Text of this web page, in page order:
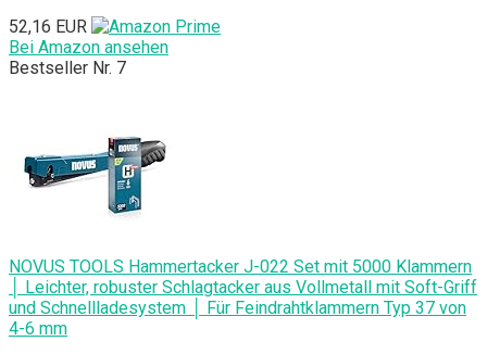
52,16 EUR
Bei Amazon ansehen
Bestseller Nr. 7
NOVUS TOOLS Hammertacker J-022 Set mit 5000 Klammern
│ Leichter, robuster Schlagtacker aus Vollmetall mit Soft-Griff
und Schnellladesystem │ Für Feindrahtklammern Typ 37 von
4-6 mm